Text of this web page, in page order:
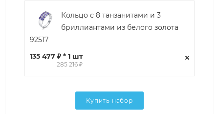
Кольцо с 8 танзанитами и 3
бриллиантами из белого золота
92517
135 477 ₽ * 1 шт
285 216 ₽
Купить набор